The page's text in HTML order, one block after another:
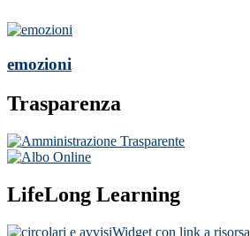
emozioni
Trasparenza
LifeLong Learning
Widget con link a risorsa